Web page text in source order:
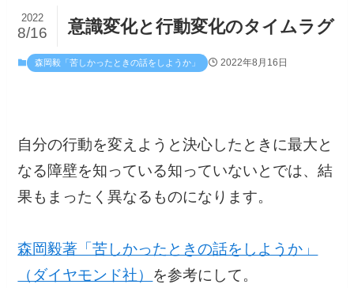
意識変化と行動変化のタイムラグ
2022
8/16
森岡毅「苦しかったときの話をしようか」 2022年8月16日
自分の行動を変えようと決心したときに最大と
なる障壁を知っている知っていないとでは、結
果もまったく異なるものになります。
森岡毅著「苦しかったときの話をしようか」
（ダイヤモンド社） を参考にして。